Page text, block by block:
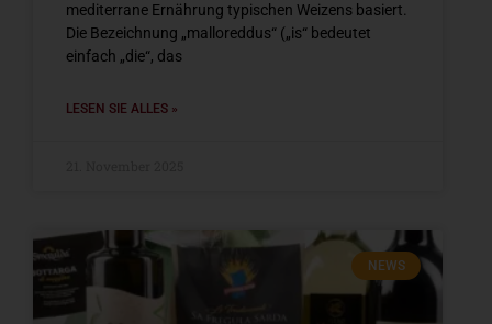
mediterrane Ernährung typischen Weizens basiert.
Die Bezeichnung „malloreddus“ („is“ bedeutet
einfach „die“, das
LESEN SIE ALLES »
NEWS